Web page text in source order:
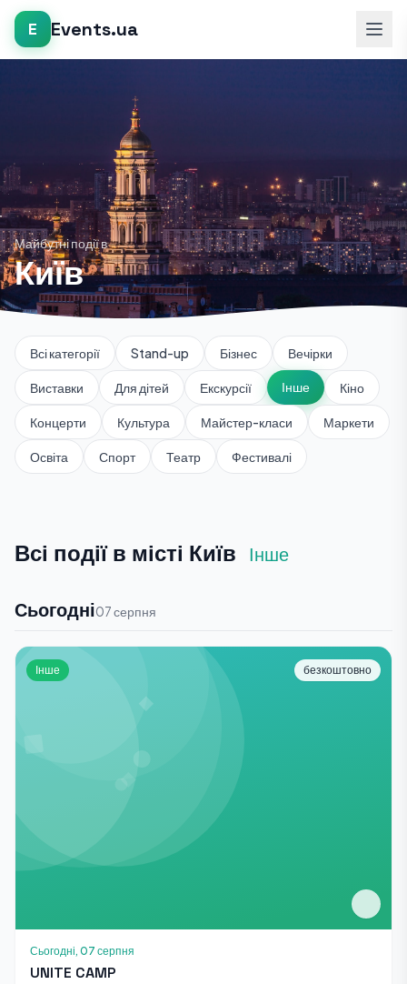
E Events.ua
Майбутні події в
Київ
Всі категорії Stand-up Бізнес Вечірки
Виставки Для дітей Екскурсії Інше Кіно
Концерти Культура Майстер-класи Маркети
Освіта Спорт Театр Фестивалі
Всі події в місті Київ Інше
Сьогодні07 серпня
Інше безкоштовно
Сьогодні, 07 серпня
UNITE CAMP